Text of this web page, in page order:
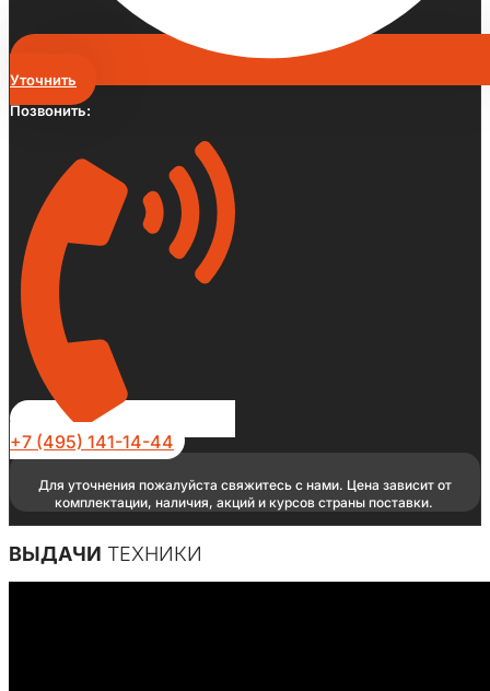
Уточнить
Позвонить:
+7 (495) 141-14-44
Для уточнения пожалуйста свяжитесь с нами. Цена зависит от
комплектации, наличия, акций и курсов страны поставки.
ВЫДАЧИ ТЕХНИКИ